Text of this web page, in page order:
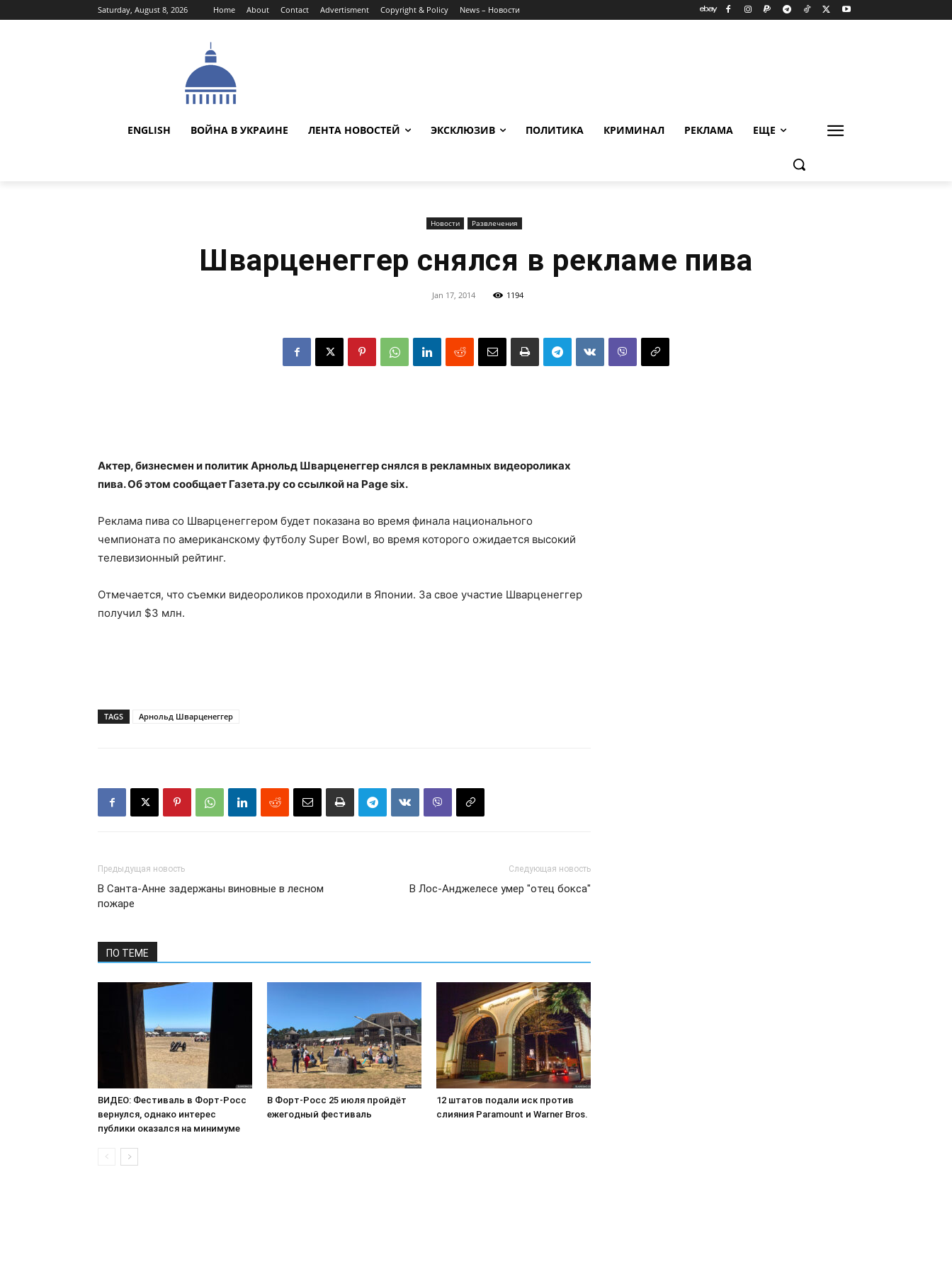
Saturday, August 8, 2026 Home About Contact Advertisment Copyright & Policy News – Новости
ENGLISH ВОЙНА В УКРАИНЕ ЛЕНТА НОВОСТЕЙ ЭКСКЛЮЗИВ ПОЛИТИКА КРИМИНАЛ РЕКЛАМА ЕЩЕ
Новости Развлечения
Шварценеггер снялся в рекламе пива
Jan 17, 2014 1194
Актер, бизнесмен и политик Арнольд Шварценеггер снялся в рекламных видеороликах
пива. Об этом сообщает Газета.ру со ссылкой на Page six.
Реклама пива со Шварценеггером будет показана во время финала национального
чемпионата по американскому футболу Super Bowl, во время которого ожидается высокий
телевизионный рейтинг.
Отмечается, что съемки видеороликов проходили в Японии. За свое участие Шварценеггер
получил $3 млн.
TAGS Арнольд Шварценеггер
Предыдущая новость
В Санта-Анне задержаны виновные в лесном
пожаре
Следующая новость
В Лос-Анджелесе умер "отец бокса"
ПО ТЕМЕ
ВИДЕО: Фестиваль в Форт-Росс
вернулся, однако интерес
публики оказался на минимуме
В Форт-Росс 25 июля пройдёт
ежегодный фестиваль
12 штатов подали иск против
слияния Paramount и Warner Bros.